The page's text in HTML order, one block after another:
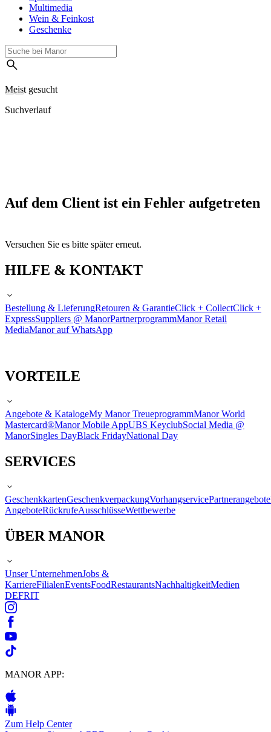
Multimedia
Wein & Feinkost
Geschenke
Meist gesucht
Suchverlauf
Auf dem Client ist ein Fehler aufgetreten
Versuchen Sie es bitte später erneut.
HILFE & KONTAKT
Bestellung & LieferungRetouren & GarantieClick + CollectClick +
ExpressSuppliers @ ManorPartnerprogrammManor Retail
MediaManor auf WhatsApp
VORTEILE
Angebote & KatalogeMy Manor TreueprogrammManor World
Mastercard®Manor Mobile AppUBS KeyclubSocial Media @
ManorSingles DayBlack FridayNational Day
SERVICES
GeschenkkartenGeschenkverpackungVorhangservicePartnerangebote
AngeboteRückrufeAusschlüsseWettbewerbe
ÜBER MANOR
Unser UnternehmenJobs &
KarriereFilialenEventsFoodRestaurantsNachhaltigkeitMedien
DEFRIT
MANOR APP:
Zum Help Center